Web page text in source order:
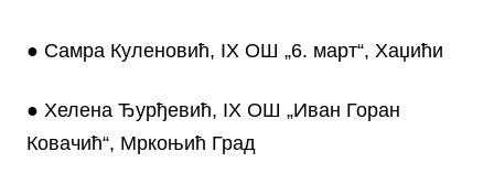
● Самра Куленовић, IX ОШ „6. март“, Хаџићи
● Хелена Ђурђевић, IX ОШ „Иван Горан
Ковачић“, Мркоњић Град